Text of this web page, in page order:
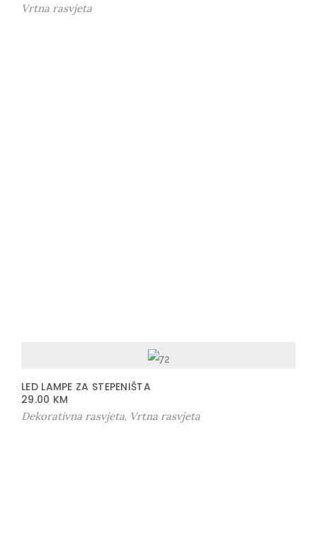
Vrtna rasvjeta
LED LAMPE ZA STEPENIŠTA
29.00 KM
Dekorativna rasvjeta Vrtna rasvjeta